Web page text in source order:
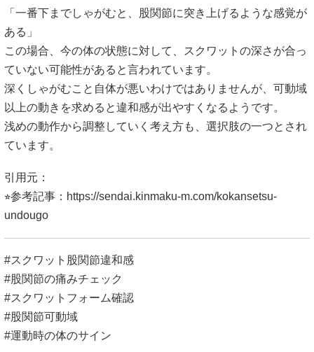
「一番下までしゃがむと、股関節に突き上げるような感覚が
ある」
この場合、今の体の状態に対して、スクワットの深さが合っ
ていない可能性があると言われています。
深くしゃがむこと自体が悪いわけではありませんが、可動域
以上の動きを求めると違和感が出やすくなるようです。
浅めの動作から調整していく考え方も、選択肢の一つとされ
ています。
引用元：
⭐︎参考記事： https://sendai.kinmaku-m.com/kokansetsu-
undougo
#スクワット股関節違和感
#股関節の痛みチェック
#スクワットフォーム確認
#股関節可動域
#運動時の体のサイン